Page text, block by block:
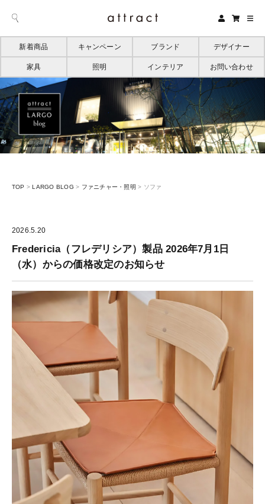
新着商品 キャンペーン ブランド デザイナー
家具 照明 インテリア お問い合わせ
TOP > LARGO BLOG > ファニチャー・照明 > ソファ
2026.5.20
Fredericia（フレデリシア）製品 2026年7月1日
（水）からの価格改定のお知らせ